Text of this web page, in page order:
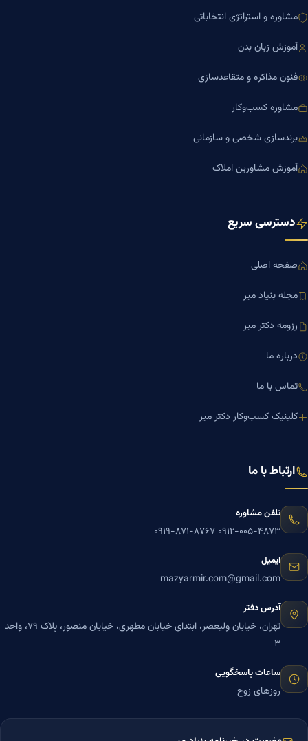
مشاوره و استراتژی انتخاباتی
آموزش زبان بدن
فنون مذاکره و متقاعدسازی
مشاوره کسب‌وکار
برندسازی شخصی و سازمانی
آموزش مشاورین املاک
دسترسی سریع
صفحه اصلی
مجله بنیاد میر
رزومه دکتر میر
درباره ما
تماس با ما
کلینیک کسب‌وکار دکتر میر
ارتباط با ما
تلفن مشاوره
۰۹۱۲-۰۰۵-۴۸۷۳ ۰۹۱۹-۸۷۱-۸۷۶۷
ایمیل
mazyarmir.com@gmail.com
آدرس دفتر
تهران، خیابان ولیعصر، ابتدای خیابان مطهری، خیابان منصور، پلاک ۷۹، واحد
۳
ساعات پاسخگویی
روزهای زوج